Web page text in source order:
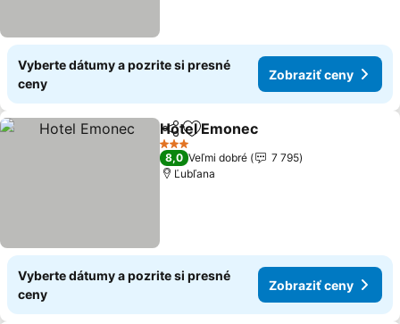
Vyberte dátumy a pozrite si presné
ceny
Zobraziť ceny
ZdieľaťPridať do obľúbených
Hotel Emonec
3 Počet hviezdičiek
8,0 Veľmi dobré
7 795
Ľubľana
Vyberte dátumy a pozrite si presné
ceny
Zobraziť ceny